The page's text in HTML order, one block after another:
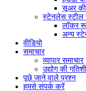
सूअर की
स्टेनलेस
लॉकर
अन्य
वीडियो
समाचार
व्यापार समाचार
उद्योग की
पूछे जाने वाले प्रश्न
हमसे संपर्क करें